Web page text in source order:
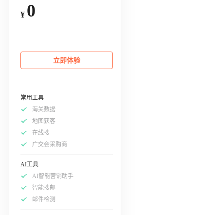
¥ 0
立即体验
常用工具
海关数据
地图获客
在线搜
广交会采购商
AI工具
AI智能营销助手
智能搜邮
邮件检测